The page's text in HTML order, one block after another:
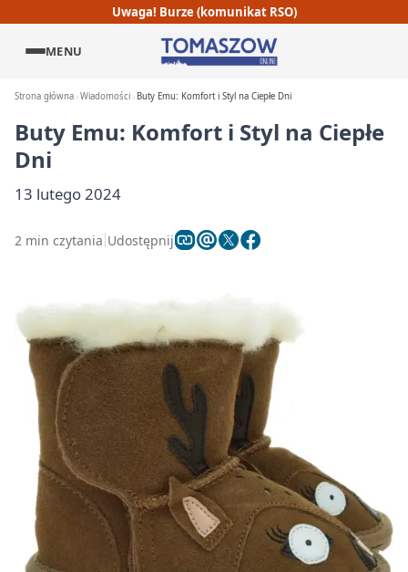
Uwaga! Burze (komunikat RSO)
MENU
Strona główna Wiadomości Buty Emu: Komfort i Styl na Ciepłe Dni
Buty Emu: Komfort i Styl na Ciepłe
Dni
13 lutego 2024
2 min czytania Udostępnij